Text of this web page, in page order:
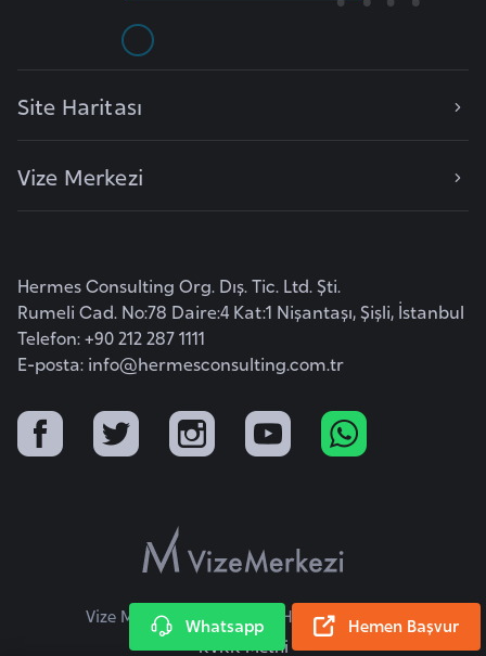
Site Haritası
Vize Merkezi
Hermes Consulting Org. Dış. Tic. Ltd. Şti.
Rumeli Cad. No:78 Daire:4 Kat:1 Nişantaşı, Şişli, İstanbul
Telefon: +90 212 287 1111
E-posta: info@hermesconsulting.com.tr
Vize Merkezi © 2026 Tüm Hakları Saklıdır.
KVKK Metni
o
o
u
l
g
a
i
s
Hemen Başvur
Whatsapp